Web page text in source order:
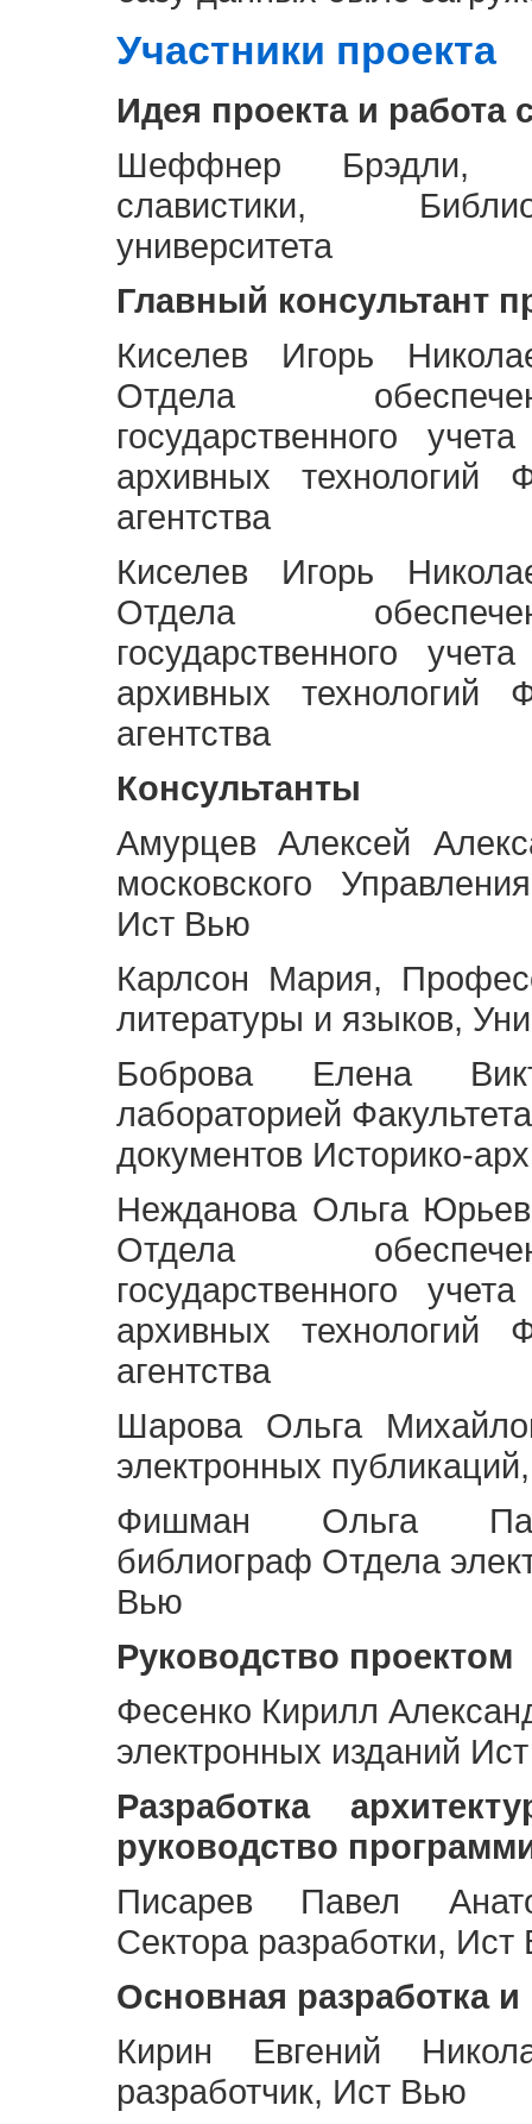
Участники проекта
Идея проекта и работа
Шеффнер Брэдли,
славистики,
университета
Главный консультант
Киселев Игорь
Отдела
государственного
архивных технологий
агентства
Киселев Игорь
Отдела
государственного
архивных технологий
агентства
Консультанты
Амурцев Алексей
московского
Ист Вью
Карлсон Мария,
литературы и языков,
Боброва Елена
лабораторией
документов Историко-
Нежданова Ольга
Отдела
государственного
архивных технологий
агентства
Шарова Ольга
электронных
Фишман Ольга
библиограф Отдела
Вью
Руководство проектом
Фесенко Кирилл
электронных изданий
Разработка
руководство
Писарев Павел
Сектора разработки,
Основная разработка
Кирин Евгений
разработчик, Ист Вью